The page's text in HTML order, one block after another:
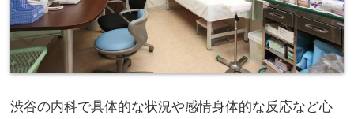
渋谷の内科で具体的な状況や感情身体的な反応など心